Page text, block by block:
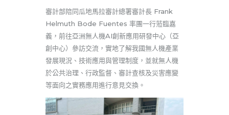
審計部陪同瓜地馬拉審計總署審計長 Frank
Helmuth Bode Fuentes 率團一行蒞臨嘉
義，前往亞洲無人機AI創新應用研發中心 （亞
創中心）參訪交流，實地了解我國無人機產業
發展現況、技術應用與管理制度，並就無人機
於公共治理、行政監督、審計查核及災害應變
等面向之實務應用進行意見交換。